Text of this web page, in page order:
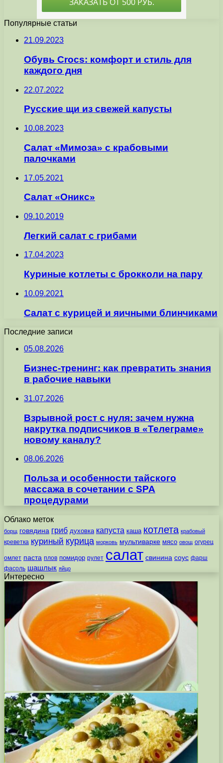
Популярные статьи
21.09.2023
Обувь Crocs: комфорт и стиль для
каждого дня
22.07.2022
Русские щи из свежей капусты
10.08.2023
Салат «Мимоза» с крабовыми
палочками
17.05.2021
Салат «Оникс»
09.10.2019
Легкий салат с грибами
17.04.2023
Куриные котлеты с брокколи на пару
10.09.2021
Салат с курицей и яичными блинчиками
Последние записи
05.08.2026
Бизнес-тренинг: как превратить знания
в рабочие навыки
31.07.2026
Взрывной рост с нуля: зачем нужна
накрутка подписчиков в «Телеграме»
новому каналу?
08.06.2026
Польза и особенности тайского
массажа в сочетании с SPA
процедурами
Облако меток
борщ говядина гриб духовка капуста каша котлета крабовый
креветка куриный курица морковь мультиварке мясо овощ огурец
омлет паста плов помидор рулет салат свинина соус фарш
фасоль шашлык яйцо
Интересно